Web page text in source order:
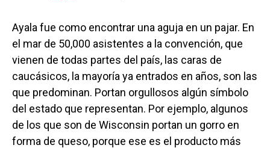
Ayala fue como encontrar una aguja en un pajar. En
el mar de 50,000 asistentes a la convención, que
vienen de todas partes del país, las caras de
caucásicos, la mayoría ya entrados en años, son las
que predominan. Portan orgullosos algún símbolo
del estado que representan. Por ejemplo, algunos
de los que son de Wisconsin portan un gorro en
forma de queso, porque ese es el producto más